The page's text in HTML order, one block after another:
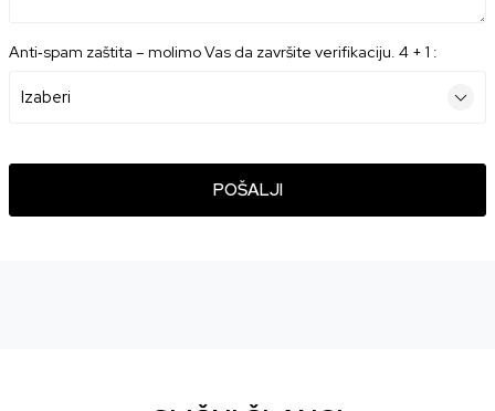
Anti‑spam zaštita – molimo Vas da završite verifikaciju. 4 + 1 :
POŠALJI